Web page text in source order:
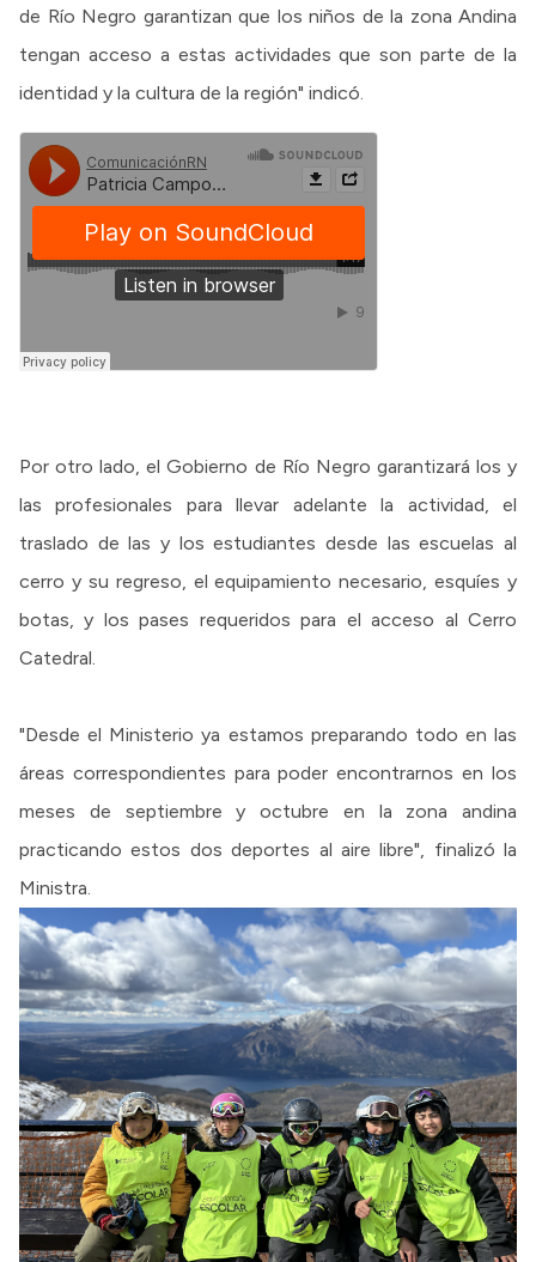
de Río Negro garantizan que los niños de la zona Andina
tengan acceso a estas actividades que son parte de la
identidad y la cultura de la región" indicó.
Por otro lado, el Gobierno de Río Negro garantizará los y
las profesionales para llevar adelante la actividad, el
traslado de las y los estudiantes desde las escuelas al
cerro y su regreso, el equipamiento necesario, esquíes y
botas, y los pases requeridos para el acceso al Cerro
Catedral.
"Desde el Ministerio ya estamos preparando todo en las
áreas correspondientes para poder encontrarnos en los
meses de septiembre y octubre en la zona andina
practicando estos dos deportes al aire libre", finalizó la
Ministra.